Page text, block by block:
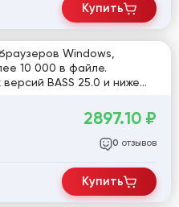
Купить
Windows,
10 000 в файле.
BASS 25.0 и ниже
2897.10 ₽
0 отзывов
Купить